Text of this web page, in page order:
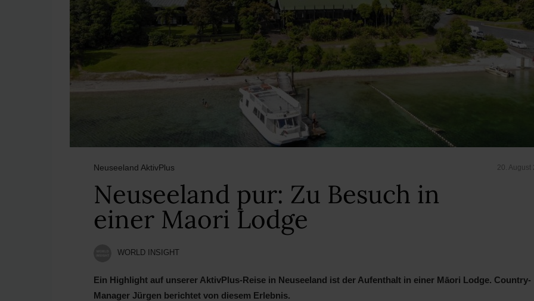
Neuseeland AktivPlus 20. August
Neuseeland pur: Zu Besuch in
einer Maori Lodge
WORLD INSIGHT
Ein Highlight auf unserer AktivPlus-Reise in Neuseeland ist der Aufenthalt in einer Māori Lodge. Country-
Manager Jürgen berichtet von diesem Erlebnis.